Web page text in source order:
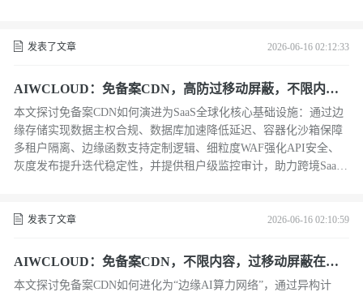
发表了文章 2026-06-16 02:12:33
AIWCLOUD：免备案CDN，高防过移动屏蔽，不限内容
在跨境SaaS与多租户数据隔离下
本文探讨免备案CDN如何演进为SaaS全球化核心基础设施：通过边
缘存储实现数据主权合规、数据库加速降低延迟、容器化沙箱保障
多租户隔离、边缘函数支持定制逻辑、细粒度WAF强化API安全、
灰度发布提升迭代稳定性，并提供租户级监控审计，助力跨境SaaS
发表了文章 2026-06-16 02:10:59
AIWCLOUD：免备案CDN，不限内容，过移动屏蔽在边
缘AI推理与AIGC内容分发下
本文探讨免备案CDN如何进化为“边缘AI算力网络”，通过异构计